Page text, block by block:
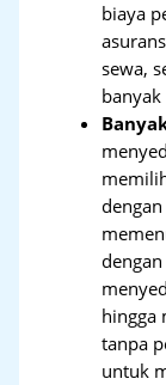
biaya
sewa,
banyak
hingga
tanpa
untuk